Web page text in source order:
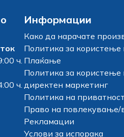
ч.
ч.
Информации
Како да нарачате
Политика за
Плаќање
Политика за
директен маркетинг
Политика на приватност
Право на повлекување/
Рекламации
Услови за испорака